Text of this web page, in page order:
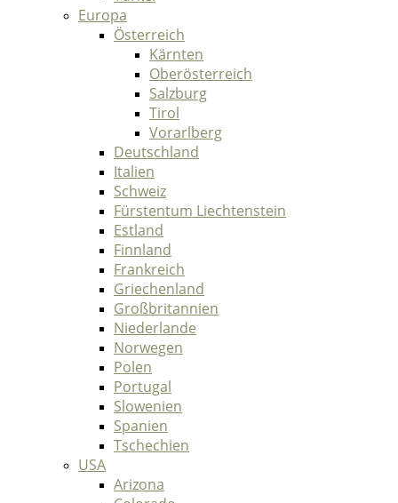
Europa
Österreich
Kärnten
Oberösterreich
Salzburg
Tirol
Vorarlberg
Deutschland
Italien
Schweiz
Fürstentum Liechtenstein
Estland
Finnland
Frankreich
Griechenland
Großbritannien
Niederlande
Norwegen
Polen
Portugal
Slowenien
Spanien
Tschechien
USA
Arizona